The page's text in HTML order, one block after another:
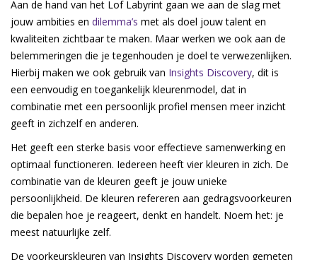
Aan de hand van het Lof Labyrint gaan we aan de slag met
jouw ambities en dilemma’s met als doel jouw talent en
kwaliteiten zichtbaar te maken. Maar werken we ook aan de
belemmeringen die je tegenhouden je doel te verwezenlijken.
Hierbij maken we ook gebruik van Insights Discovery, dit is
een eenvoudig en toegankelijk kleurenmodel, dat in
combinatie met een persoonlijk profiel mensen meer inzicht
geeft in zichzelf en anderen.
Het geeft een sterke basis voor effectieve samenwerking en
optimaal functioneren. Iedereen heeft vier kleuren in zich. De
combinatie van de kleuren geeft je jouw unieke
persoonlijkheid. De kleuren refereren aan gedragsvoorkeuren
die bepalen hoe je reageert, denkt en handelt. Noem het: je
meest natuurlijke zelf.
De voorkeurskleuren van Insights Discovery worden gemeten